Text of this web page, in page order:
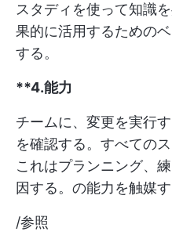
スタディを使って知識
果的に活用するための
する。
**4.能力
チームに、変更を実行
を確認する。すべての
これはプランニング、
因する。の能力を触媒す
/参照